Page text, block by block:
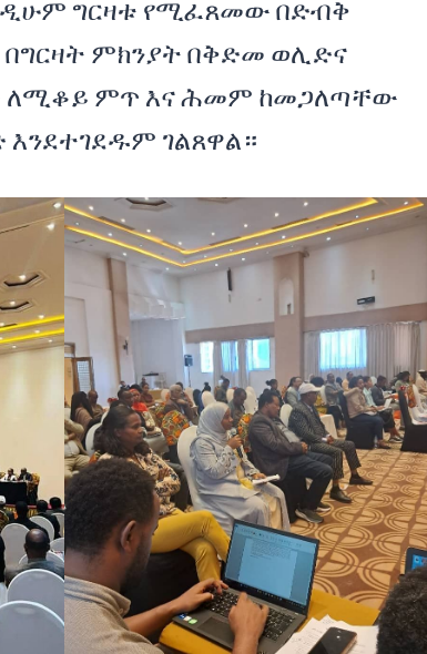
ግርዛቱ የሚፈጸመው በድብቅ
ምክንያት በቅድመ ወሊድና
ለሚቆይ ምጥ እና ሕመም ከመጋለጣቸው
ገልጸዋል።